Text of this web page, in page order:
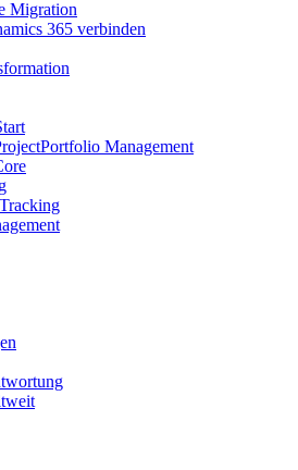
Migration
365 verbinden
Management